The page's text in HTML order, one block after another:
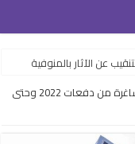
عن الآثار بالمنوفية
بنك مصر يعلن عن وظائف شاغرة من دفعات 2022 وحتى